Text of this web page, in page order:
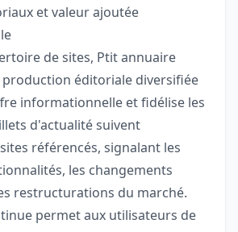
et valeur ajoutée
de sites, Ptit annuaire
production éditoriale diversifiée
informationnelle et fidélise les
d'actualité suivent
référencés, signalant les
les changements
restructurations du marché.
permet aux utilisateurs de